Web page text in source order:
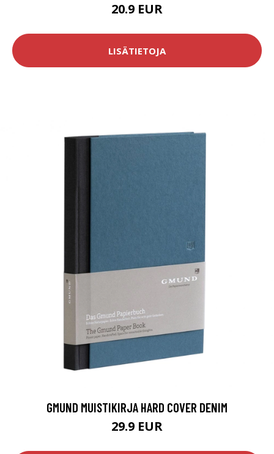
20.9 EUR
LISÄTIETOJA
GMUND MUISTIKIRJA HARD COVER DENIM
29.9 EUR